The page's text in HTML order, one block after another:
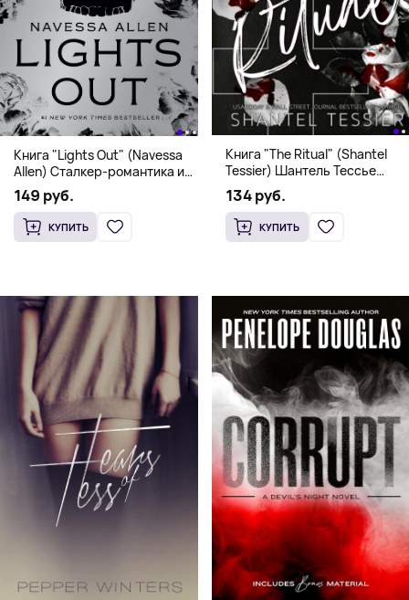
Книга "Lights Out" (Navessa
Allen) Сталкер-романтика и
человек в маске (18+)
149 руб.
КУПИТЬ
Книга "The Ritual" (Shantel
Tessier) Шантель Тессье
Экстремальный дарк-
романс бестселлер (18+)
134 руб.
КУПИТЬ